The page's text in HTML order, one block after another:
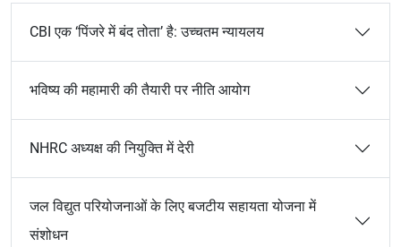
CBI एक ‘पिंजरे में बंद तोता’ है: उच्चतम न्यायलय
भविष्य की महामारी की तैयारी पर नीति आयोग
NHRC अध्यक्ष की नियुक्ति में देरी
जल विद्युत परियोजनाओं के लिए बजटीय सहायता योजना में
संशोधन